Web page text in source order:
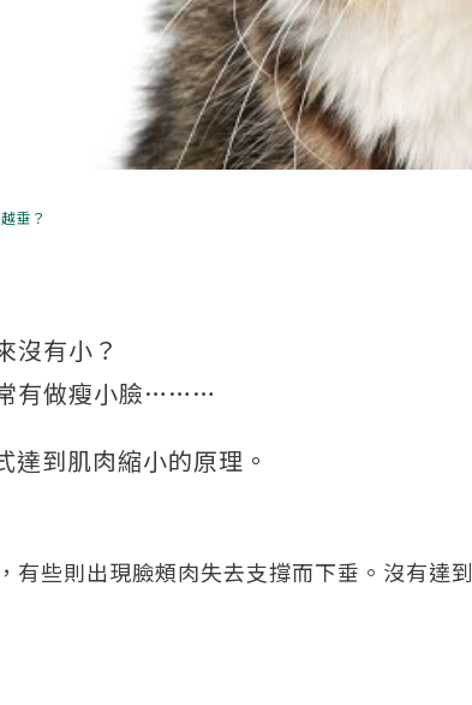
垂？
沒有小？
常有做瘦小臉………
到肌肉縮小的原理。
些則出現臉頰肉失去支撐而下垂。沒有達到